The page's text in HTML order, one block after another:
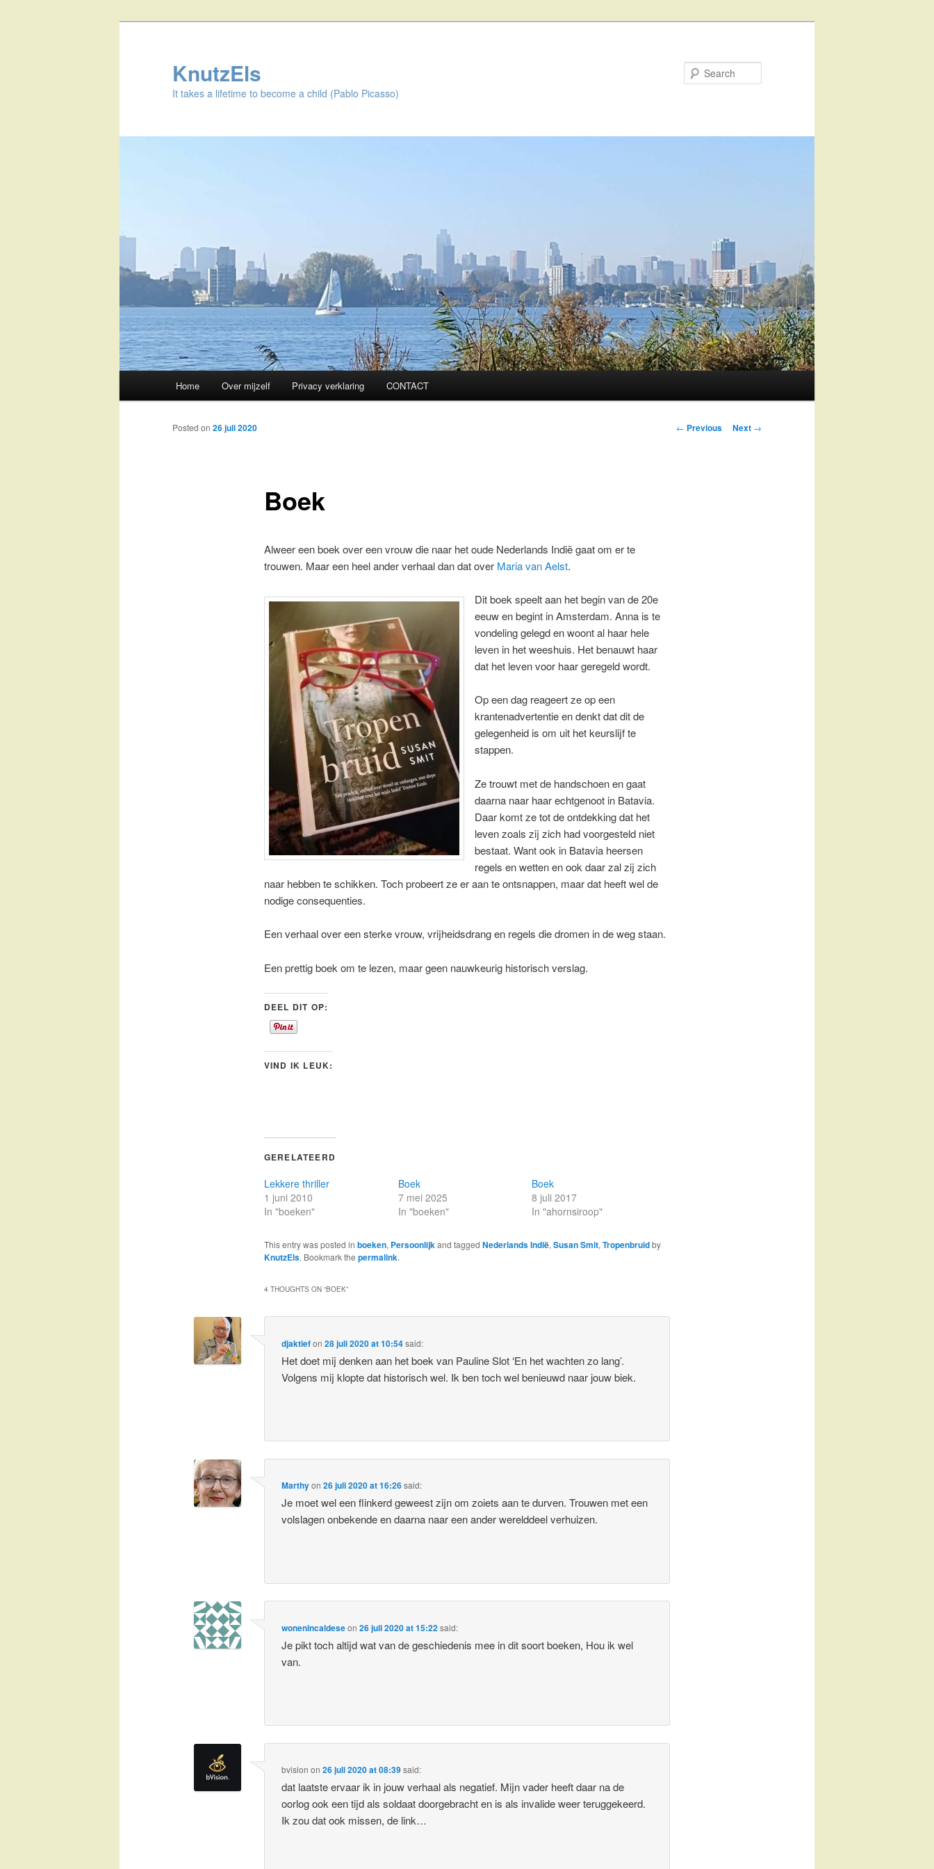
KnutzEls
It takes a lifetime to become a child (Pablo Picasso)
Skip
to
Home Over mijzelf Privacy verklaring CONTACT
Post
← Previous Next →
Boek
Posted on 26 juli 2020
Alweer een boek over een vrouw die naar het oude Nederlands Indië gaat om er te
trouwen. Maar een heel ander verhaal dan dat over Maria van Aelst.
Dit boek speelt aan het begin van de 20e
eeuw en begint in Amsterdam. Anna is te
vondeling gelegd en woont al haar hele
leven in het weeshuis. Het benauwt haar
dat het leven voor haar geregeld wordt.
Op een dag reageert ze op een
krantenadvertentie en denkt dat dit de
gelegenheid is om uit het keurslijf te
stappen.
Ze trouwt met de handschoen en gaat
daarna naar haar echtgenoot in Batavia.
Daar komt ze tot de ontdekking dat het
leven zoals zij zich had voorgesteld niet
bestaat. Want ook in Batavia heersen
regels en wetten en ook daar zal zij zich
naar hebben te schikken. Toch probeert ze er aan te ontsnappen, maar dat heeft wel de
nodige consequenties.
Een verhaal over een sterke vrouw, vrijheidsdrang en regels die dromen in de weg staan.
Een prettig boek om te lezen, maar geen nauwkeurig historisch verslag.
DEEL DIT OP:
VIND IK LEUK:
GERELATEERD
Lekkere thriller
1 juni 2010
In "boeken"
Boek
7 mei 2025
In "boeken"
Boek
8 juli 2017
In "ahornsiroop"
This entry was posted in boeken, Persoonlijkand tagged Nederlands Indië, Susan Smit, Tropenbruidby
KnutzEls. Bookmark the permalink.
4 THOUGHTS ON “BOEK”
djaktiefon28 juli 2020 at 10:54said:
Het doet mij denken aan het boek van Pauline Slot ‘En het wachten zo lang’.
Volgens mij klopte dat historisch wel. Ik ben toch wel benieuwd naar jouw biek.
Marthyon26 juli 2020 at 16:26said:
Je moet wel een flinkerd geweest zijn om zoiets aan te durven. Trouwen met een
volslagen onbekende en daarna naar een ander werelddeel verhuizen.
wonenincaldeseon26 juli 2020 at 15:22said:
Je pikt toch altijd wat van de geschiedenis mee in dit soort boeken, Hou ik wel
van.
bvision on26 juli 2020 at 08:39said:
dat laatste ervaar ik in jouw verhaal als negatief. Mijn vader heeft daar na de
oorlog ook een tijd als soldaat doorgebracht en is als invalide weer teruggekeerd.
Ik zou dat ook missen, de link…